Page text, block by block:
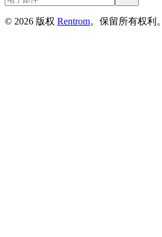
© 2026 版权 Rentrom。保留所有权利。